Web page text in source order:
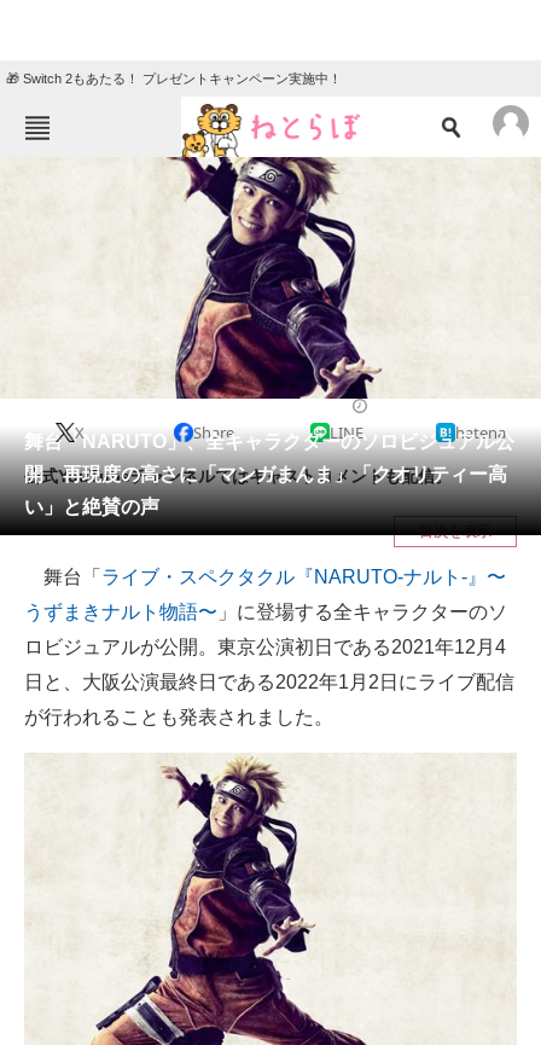
🎁 Switch 2もあたる！ プレゼントキャンペーン実施中！
ねとらぼメニュー
ニュース
クイズ
地域
教育・育児
リサーチ
会員記事
メディア
注目記事を集めた総合ページ
スマホと通信の最新トレンド
進化するPCとデバイスの未来
ビジネスと働き方のヒント
AI活用のいまが分かる
企業ITのトレンドを詳説
経営リーダーのコミュニティ
マーケ×ITの今がよく分かる
舞台「NARUTO」、全キャラクターのソロビジュアル公
開 再現度の高さに「マンガまんま」「クオリティー高
い」と絶賛の声
X Share LINE hatena
公式YouTubeチャンネルではキャストコメントも配信。
目次を表示
舞台「 ライブ・スペクタクル『NARUTO-ナルト-』〜
うずまきナルト物語〜 」に登場する全キャラクターのソ
ロビジュアルが公開。東京公演初日である2021年12月4
日と、大阪公演最終日である2022年1月2日にライブ配信
が行われることも発表されました。